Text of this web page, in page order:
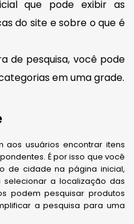
que pode exibir as
do site e sobre o que é
de pesquisa, você pode
em uma grade.
aos usuários encontrar itens
É por isso que você
de cidade na página inicial,
a localização das
podem pesquisar produtos
a pesquisa para uma